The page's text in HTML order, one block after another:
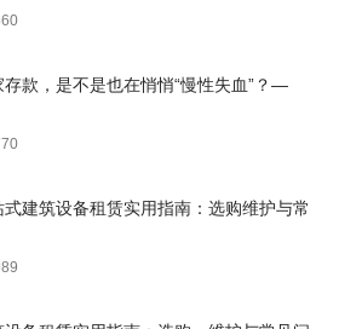
存款，是不是也在悄悄“慢性失血”？—
式建筑设备租赁实用指南：选购维护与常